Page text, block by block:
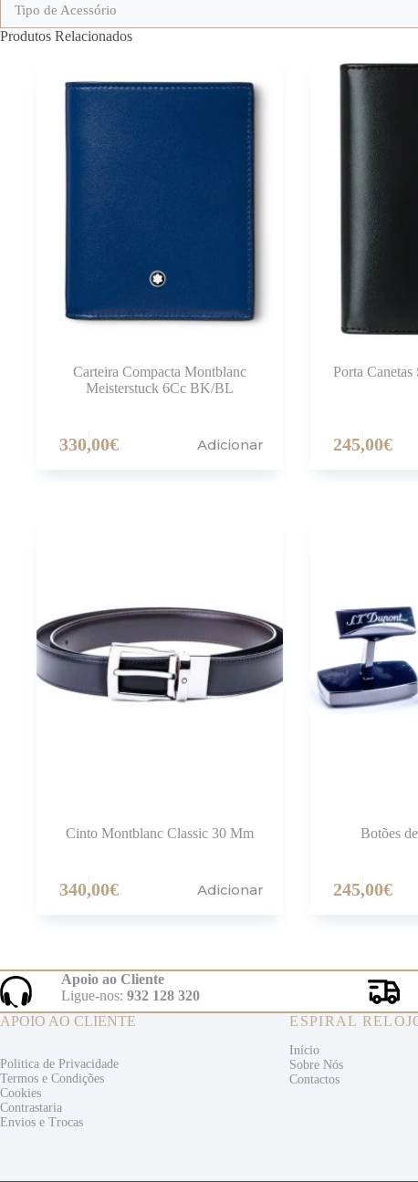
Tipo de Acessório
Produtos Relacionados
Carteira Compacta Montblanc
Meisterstuck 6Cc BK/BL
330,00€ Adicionar
Porta
245,00€
Cinto Montblanc Classic 30 Mm
340,00€ Adicionar
Botões
245,00€
Apoio ao Cliente
Ligue-nos: 932 128 320
APOIO AO CLIENTE
Politica de Privacidade
Termos e Condições
Cookies
Contrastaria
Envios e Trocas
ESPIRAL
Início
Sobre Nós
Contactos